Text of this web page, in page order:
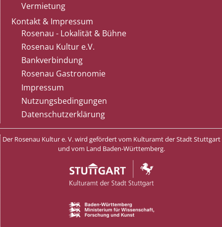
Vermietung
Kontakt & Impressum
Rosenau - Lokalität & Bühne
Rosenau Kultur e.V.
Bankverbindung
Rosenau Gastronomie
Impressum
Nutzungsbedingungen
Datenschutzerklärung
Der Rosenau Kultur e. V. wird gefördert vom Kulturamt der Stadt Stuttgart
und vom Land Baden-Württemberg.